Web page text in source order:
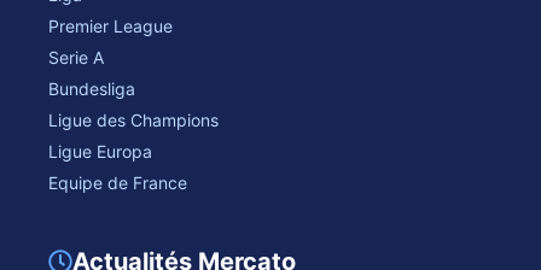
Premier League
Serie A
Bundesliga
Ligue des Champions
Ligue Europa
Equipe de France
Actualités Mercato